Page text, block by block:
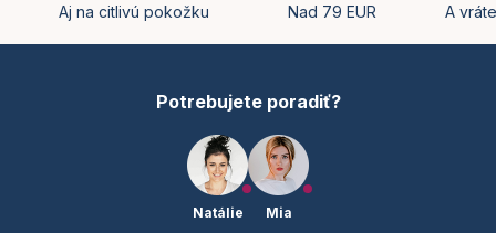
Aj na citlivú pokožku
Nad 79 EUR
A
Potrebujete poradiť?
Natálie Mia